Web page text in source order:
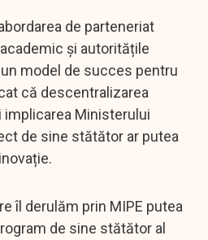
de parteneriat
și autoritățile
model de succes pentru
că descentralizarea
Ministerului
de sine stătător ar putea
îl derulăm prin MIPE putea
de sine stătător al